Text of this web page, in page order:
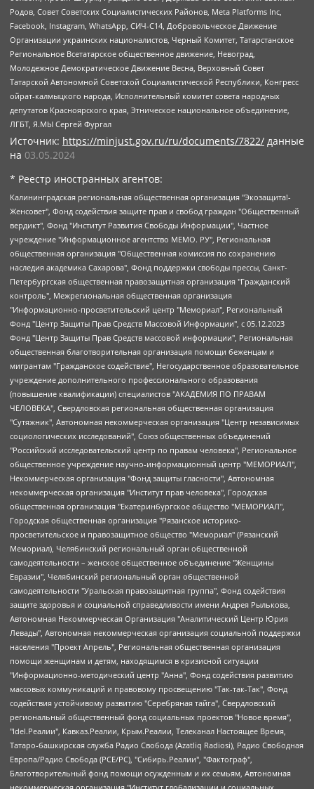
Родов, Совет Советских Социалистических Районов, Meta Platforms Inc,
Facebook, Instagram, WhatsApp, СИЧ-С14, Добровольческое Движение
Организации украинских националистов, Черный Комитет, Татарстанское
Региональное Всетатарское общественное движение, Невоград,
Молодежное Демократическое Движение Весна, Верховный Совет
Татарской Автономной Советской Социалистической Республики, Конгресс
ойрат-калмыцкого народа, Исполнительный комитет совета народных
депутатов Красноярского края, Этническое национальное объединение,
ЛГБТ, Я.МЫ Сергей Фургал
Источник: https://minjust.gov.ru/ru/documents/7822/ данные
на 03.05.2024
* Реестр иностранных агентов:
Калининградская региональная общественная организация "Экозащита!-Женсовет", Фонд содействия защите прав и свобод граждан "Общественный вердикт", Фонд "Институт Развития Свободы Информации", Частное учреждение "Информационное агентство МЕМО. РУ", Региональная общественная организация "Общественная комиссия по сохранению наследия академика Сахарова", Фонд поддержки свободы прессы, Санкт-Петербургская общественная правозащитная организация "Гражданский контроль", Межрегиональная общественная организация "Информационно-просветительский центр "Мемориал", Региональный Фонд "Центр Защиты Прав Средств Массовой Информации", с 05.12.2023 Фонд "Центр Защиты Прав Средств массовой информации", Региональная общественная благотворительная организация помощи беженцам и мигрантам "Гражданское содействие", Негосударственное образовательное учреждение дополнительного профессионального образования (повышение квалификации) специалистов "АКАДЕМИЯ ПО ПРАВАМ ЧЕЛОВЕКА", Свердловская региональная общественная организация "Сутяжник", Автономная некоммерческая организация "Центр независимых социологических исследований", Союз общественных объединений "Российский исследовательский центр по правам человека", Региональное общественное учреждение научно-информационный центр "МЕМОРИАЛ", Некоммерческая организация "Фонд защиты гласности", Автономная некоммерческая организация "Институт прав человека", Городская общественная организация "Екатеринбургское общество "МЕМОРИАЛ", Городская общественная организация "Рязанское историко-просветительское и правозащитное общество "Мемориал" (Рязанский Мемориал), Челябинский региональный орган общественной самодеятельности – женское общественное объединение "Женщины Евразии", Челябинский региональный орган общественной самодеятельности "Уральская правозащитная группа", Фонд содействия защите здоровья и социальной справедливости имени Андрея Рылькова, Автономная Некоммерческая Организация "Аналитический Центр Юрия Левады", Автономная некоммерческая организация социальной поддержки населения "Проект Апрель", Региональная общественная организация помощи женщинам и детям, находящимся в кризисной ситуации "Информационно-методический центр "Анна", Фонд содействия развитию массовых коммуникаций и правовому просвещению "Так-так-Так", Фонд содействия устойчивому развитию "Серебряная тайга", Свердловский региональный общественный фонд социальных проектов "Новое время", "Idel.Реалии", Кавказ.Реалии, Крым.Реалии, Телеканал Настоящее Время, Татаро-башкирская служба Радио Свобода (Azatliq Radiosi), Радио Свободная Европа/Радио Свобода (PCE/PC), "Сибирь.Реалии", "Фактограф", Благотворительный фонд помощи осужденным и их семьям, Автономная некоммерческая организация "Институт глобализации и социальных движений", Фонд "В защиту прав заключенных", Частное учреждение "Центр поддержки и содействия развитию средств массовой информации", Пензенский региональный общественный благотворительный фонд "Гражданский союз", "Север.Реалии", Некоммерческая организация Фонд "Правовая инициатива", Общество с ограниченной ответственностью "Радио Свободная Европа/Радио Свобода", Чешское информационное агентство "MEDIUM-ORIENT", Красноярская региональная общественная организация "Мы против СПИДа", Камалягин Денис Николаевич, Маркелов Сергей Евгеньевич, Пономарев Лев Александрович, Савицкая Людмила Алексеевна, Автономная некоммерческая организация "Центр по работе с проблемой насилия "НАСИЛИЮ.НЕТ", Межрегиональный профессиональный союз работников здравоохранения "Альянс врачей", Юридическое лицо, зарегистрированное в Латвийской Республике, SIA "Medusa Project" (регистрационный номер 40103797863, дата регистрации 10.06.2014), Некоммерческая организация "Фонд по борьбе с коррупцией", Автономная некоммерческая организация "Институт права и публичной политики", Баданин Роман Сергеевич, Гликин Максим Александрович, Железнова Мария Михайловна, Лукьянова Юлия Сергеевна, Маетная Елизавета Витальевна, Маняхин Петр Борисович, Чуракова Ольга Владимировна, Ярош Юлия Петровна, Юридическое лицо "The Insider SIA", зарегистрированное в Риге, Латвийская Республика (дата регистрации 26.06.2015), являющееся администратором доменного имени интернет-издания "The Insider SIA", https://theins.ru, Постернак Алексей Евгеньевич, Рубин Михаил Аркадьевич, Анин Роман Александрович, Юридическое лицо Istories fonds, зарегистрированное в Латвийской Республике (регистрационный номер 50008295751, дата регистрации 24.02.2020), Великовский Дмитрий Александрович, Долинина Ирина Николаевна, Мароховская Алеся Алексеевна, Шлейнов Роман Юрьевич, Шмагун Олеся Валентиновна, Общество с ограниченной ответственностью "Альтаир 2021", Общество с ограниченной ответственностью "Вега 2021", Общество с ограниченной ответственностью "Главный редактор 2021", Общество с ограниченной ответственностью "Ромашки монолит", Важенков Артем Валерьевич, Ивановская областная общественная организация "Центр гендерных исследований", Гурман Юрий Альбертович, Медиапроект "ОВД-Инфо", Егоров Владимир Владимирович, Жилинский Владимир Александрович, Общество с ограниченной ответственностью "ЗП", Иванова София Юрьевна, Карезина Инна Павловна, Кильтау Екатерина Викторовна, Петров Алексей Викторович, Пискунов Сергей Евгеньевич, Смирнов Сергей Сергеевич, Тихонов Михаил Сергеевич, Общество с ограниченной ответственностью "ЖУРНАЛИСТ-ИНОСТРАННЫЙ АГЕНТ", Арапова Галина Юрьевна, Вольтская Татьяна Анатольевна, Американская компания "Mason G.E.S. Anonymous Foundation" (США), являющаяся владельцем интернет-издания https://mnews.world/, Компания "Stichting Bellingcat", зарегистрированная в Нидерландах (дата регистрации 11.07.2018), Захаров Андрей Вячеславович, Клепиковская Екатерина Дмитриевна, Общество с ограниченной ответственностью "МЕМО", Перл Роман Александрович, Симонов Евгений Алексеевич, Соловьева Елена Анатольевна, Сотников Даниил Владимирович, Сурначева Елизавета Дмитриевна, Автономная некоммерческая организация по защите прав человека и информированию населения "Якутия – Наше Мнение", Общество с ограниченной ответственностью "Москоу диджитал медиа", с 26.01.2023 Общество с ограниченной ответственностью "Чайка Белые сады", Ветошкина Валерия Валерьевна, Заговора Максим Александрович, Межрегиональное общественное движение "Российская ЛГБТ - сеть", Оленичев Максим Владимирович, Павлов Иван Юрьевич, Скворцова Елена Сергеевна, Общество с ограниченной ответственностью "Как бы инагент", Кочетков Игорь Викторович, Общество с ограниченной ответственностью "Честные выборы", Еланчик Олег Александрович, Общество с ограниченной ответственностью "Нобелевский призыв", Гималова Регина Эмилевна, Григорьев Андрей Валерьевич, Григорьева Алина Александровна, Ассоциация по содействию защите прав призывников, альтернативнослужащих и военнослужащих "Правозащитная группа "Гражданин.Армия.Право", Хисамова Регина Фаритовна, Автономная некоммерческая организация по реализации социально-правовых программ "Лилит", Дальневосточное общественное движение "Маяк", Санкт-Петербургская ЛГБТ-инициативная группа "Выход", Инициативная группа ЛГБТ+ "Реверс", Алексеев Андрей Викторович, Бекбулатова Таисия Львовна, Беляев Иван Михайлович, Владыкина Елена Сергеевна, Гельман Марат Александрович, Никульшина Вероника Юрьевна, Толоконникова Надежда Андреевна, Шендерович Виктор Анатольевич, Общество с ограниченной ответственностью "Данное сообщение", Общество с ограниченной ответственностью Издательский дом "Новая глава", Айнбиндер Александра Александровна, Московский комьюнити-центр для ЛГБТ+инициатив, Благотворительный фонд развития филантропии, Deutsche Welle (Германия, Kurt-Schumacher-Strasse 3, 53113 Bonn), Борзунова Мария Михайловна, Воробьев Виктор Викторович, Голубева Анна Львовна, Константинова Алла Михайловна, Малкова Ирина Владимировна, Мурадов Мурад Абдулгалимович, Осетинская Елизавета Николаевна, Понасенков Евгений Николаевич, Ганапольский Матвей Юрьевич, Киселев Евгений Алексеевич, Борухович Ирина Григорьевна, Дремин Иван Тимофеевич, Дубровский Дмитрий Викторович, Красноярская региональная общественная организация поддержки и развития альтернативных образовательных технологий и межкультурных коммуникаций "ИНТЕРРА", Маяковская Екатерина Алексеевна, Фейгин Марк Захарович, Филимонов Андрей Викторович, Дзугкоева Регина Николаевна, Доброхотов Роман Александрович, Дудь Юрий Александрович, Елкин Сергей Владимирович, Кругликов Кирилл Игоревич, Сабунаева Мария Леонидовна, Семенов Алексей Владимирович, Шаинян Карен Багратович, Шульман Екатерина Михайловна, Асафьев Артур Валерьевич, Вахштайн Виктор Семенович, Венедиктов Алексей Алексеевич, Лушникова Екатерина Евгеньевна, Волков Леонид Михайлович, Невзоров Александр Глебович, Пархоменко Сергей Борисович, Сироткин Ярослав Николаевич, Кара-Мурза Владимир Владимирович, Баранова Наталья Владимировна, Гозман Леонид Яковлевич, Кагарлицкий Борис Юльевич, Климарев Михаил Валерьевич, Милов Владимир Станиславович, Автономная некоммерческая организация Краснодарский центр современного искусства "Типография", Моргенштерн Алишер Тагирович, Соболь Любовь Эдуардовна, Общество с ограниченной ответственностью "ЛИЗА НОРМ", Каспаров Гарри Кимович, Ходорковский Михаил Борисович, Общество с ограниченной ответственностью "Апрельские тезисы", Данилович Ирина Брониславовна, Кашин Олег Владимирович, Петров Николай Владимирович, Пивоваров Алексей Владимирович, Соколов Михаил Владимирович, Цветкова Юлия Владимировна, Чичваркин Евгений Александрович, Комитет против пыток/Команда против пыток, Общество с ограниченной ответственностью "Первый научный", Общество с ограниченной ответственностью "Вертолет и ко", Белоцерковская Вероника Борисовна, Кац Максим Евгеньевич, Лазарева Татьяна Юрьевна, Шаведдинов Руслан Табризович, Яшин Илья Валерьевич, Общество с ограниченной ответственностью "Иноагент ААВ", Алешковский Дмитрий Петрович, Альбац Евгения Марковна, Быков Дмитрий Львович, Галямина Юлия Евгеньевна, Лойко Сергей Леонидович, Мартынов Кирилл Константинович, Медведев Сергей Александрович, Крашенинников Федор Геннадиевич, Гордеева Катерина Вл